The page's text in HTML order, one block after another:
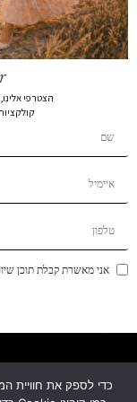
קטגוריות
מידע
כדי לספק את חוויית
הצטרפי
אני מאשרת קבלת תוכן